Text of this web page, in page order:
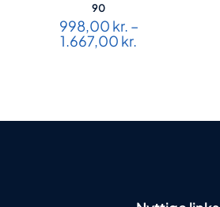
90
998,00 kr. –
1.667,00 kr.